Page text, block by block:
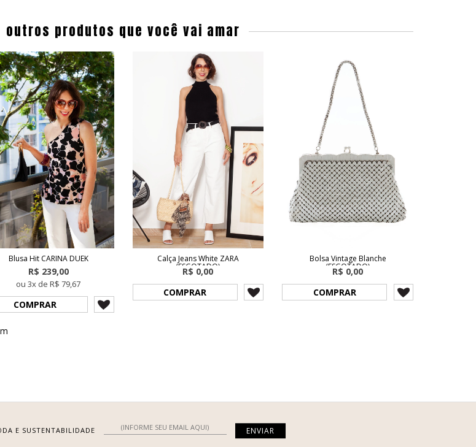
outros produtos que você vai amar
Blusa Hit CARINA DUEK
R$ 239,00
ou 3x de R$ 79,67
COMPRAR
Calça Jeans White ZARA
(ESGOTADO)
R$ 0,00
COMPRAR
Bolsa Vintage Blanche
(ESGOTADO)
R$ 0,00
COMPRAR
E SUSTENTABILIDADE